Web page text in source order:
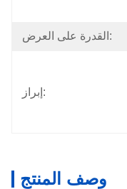
القدرة على العرض:
إبراز:
وصف المنتج